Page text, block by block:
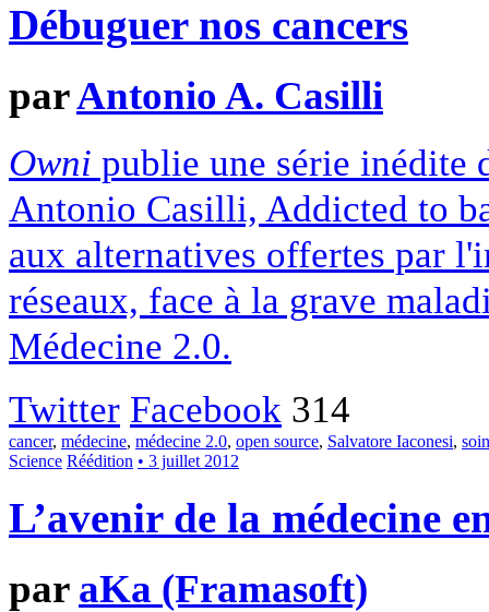
Débuguer nos cancers
parAntonio A. Casilli
Owni publie une série inédite
Antonio Casilli, Addicted to
aux alternatives offertes par
réseaux, face à la grave
Médecine 2.0.
Twitter Facebook 314
cancer, médecine, médecine 2.0, open source, Salvatore Iaconesi,
Science Réédition • 3 juillet 2012
L’avenir de la médecine
par aKa (Framasoft)